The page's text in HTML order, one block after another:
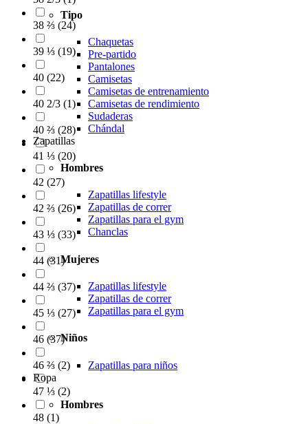
Tipo
Chaquetas
Pre-partido
Pantalones
Camisetas
Camisetas de entrenamiento
Camisetas de rendimiento
Sudaderas
Chándal
Zapatillas
Hombres
Zapatillas lifestyle
Zapatillas de correr
Zapatillas para el gym
Chanclas
Mujeres
Zapatillas lifestyle
Zapatillas de correr
Zapatillas para el gym
Niños
Zapatillas para niños
Ropa
Hombres
38 ⅔ (24)
39 ⅓ (19)
40 (22)
40 2/3 (1)
40 ⅔ (28)
41 ⅓ (20)
42 (27)
42 ⅔ (26)
43 ⅓ (33)
44 (31)
44 ⅔ (37)
45 ⅓ (27)
46 (37)
46 ⅔ (2)
47 ⅓ (2)
48 (1)